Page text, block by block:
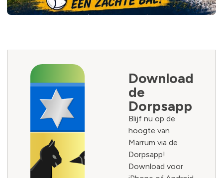
Download
de
Dorpsapp
Blijf nu op de
hoogte van
Marrum via de
Dorpsapp!
Download voor